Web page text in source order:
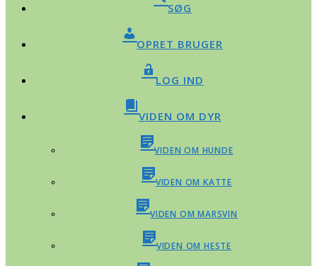
SØG
OPRET BRUGER
LOG IND
VIDEN OM DYR
VIDEN OM HUNDE
VIDEN OM KATTE
VIDEN OM MARSVIN
VIDEN OM HESTE